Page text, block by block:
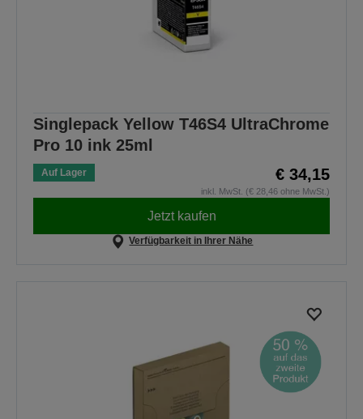
Singlepack Yellow T46S4 UltraChrome
Pro 10 ink 25ml
Auf Lager € 34,15
inkl. MwSt. (€ 28,46 ohne MwSt.)
Jetzt kaufen
Verfügbarkeit in Ihrer Nähe